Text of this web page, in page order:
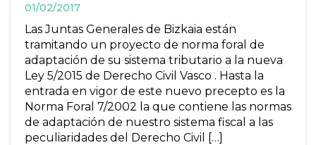
01/02/2017
Las Juntas Generales de Bizkaia están
tramitando un proyecto de norma foral de
adaptación de su sistema tributario a la nueva
Ley 5/2015 de Derecho Civil Vasco . Hasta la
entrada en vigor de este nuevo precepto es la
Norma Foral 7/2002 la que contiene las normas
de adaptación de nuestro sistema fiscal a las
peculiaridades del Derecho Civil […]